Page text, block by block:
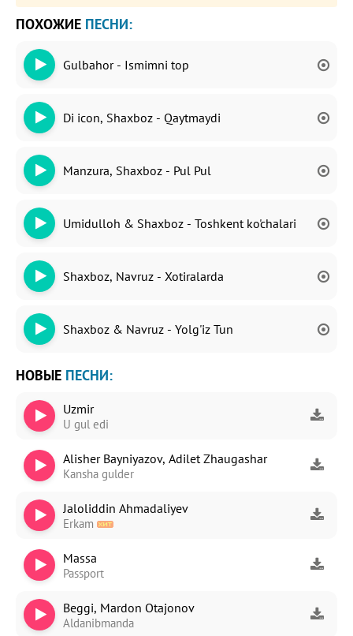
ПОХОЖИЕ ПЕСНИ:
Gulbahor - Ismimni top
Di icon, Shaxboz - Qaytmaydi
Manzura, Shaxboz - Pul Pul
Umidulloh & Shaxboz - Toshkent ko'chalari
Shaxboz, Navruz - Xotiralarda
Shaxboz & Navruz - Yolg'iz Tun
НОВЫЕ ПЕСНИ:
Uzmir
U gul edi
Alisher Bayniyazov, Adilet Zhaugashar
Kansha gulder
Jaloliddin Ahmadaliyev
Erkam
Massa
Passport
Beggi, Mardon Otajonov
Aldanibmanda